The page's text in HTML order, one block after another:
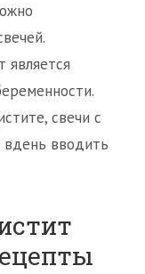
является
свечи с
вдень вводить